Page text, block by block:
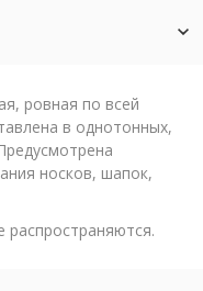
ровная по всей
в однотонных,
носков, шапок,
распространяются.